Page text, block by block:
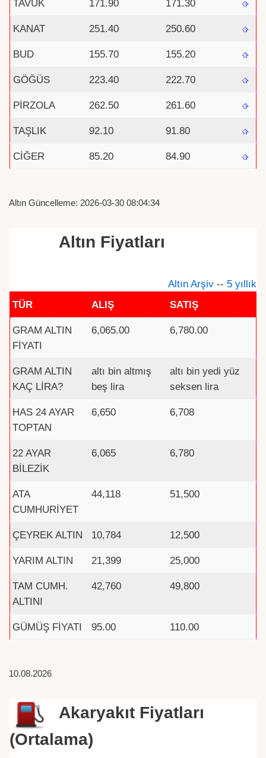
TAVUK 171.90 171.30
KANAT 251.40 250.60
BUD 155.70 155.20
GÖĞÜS 223.40 222.70
PİRZOLA 262.50 261.60
TAŞLIK 92.10 91.80
CİĞER 85.20 84.90
Altın Güncelleme: 2026-03-30 08:04:34
Altın Fiyatları
Altın Arşiv -- 5 yıllık
TÜR
ALIŞ SATIŞ
GRAM ALTIN
FİYATI
6,065.00 6,780.00
GRAM ALTIN
KAÇ LİRA?
altı bin altmış
beş lira
altı bin yedi yüz
seksen lira
HAS 24 AYAR
TOPTAN
6,650 6,708
22 AYAR
BİLEZİK
6,065 6,780
ATA
CUMHURİYET
44,118 51,500
ÇEYREK ALTIN 10,784 12,500
YARIM ALTIN 21,399 25,000
TAM CUMH.
ALTINI
42,760 49,800
GÜMÜŞ FİYATI 95.00 110.00
10.08.2026
Akaryakıt Fiyatları
(Ortalama)